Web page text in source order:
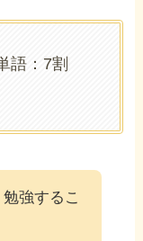
語：7割
強するこ